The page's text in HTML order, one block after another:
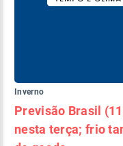
Inverno
Previsão Brasil
nesta terça; frio